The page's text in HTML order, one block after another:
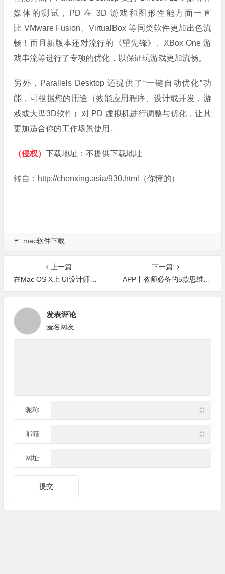
媒体的测试，PD 在 3D 游戏和图形性能方面一直
比 VMware Fusion、VirtualBox 等同类软件更加出色流
畅！而且新版本还对流行的《望先锋》、XBox One 游
戏串流等进行了专项的优化，以保证玩游戏更加流畅。
另外，Parallels Desktop 还提供了“一键自动优化”功
能，可根据您的用途（效能应用程序、设计或开发，游
戏或大型3D软件）对 PD 虚拟机进行调整与优化，让其
更加适合你的工作场景使用。
（侵权） 下载地址：不提供下载地址
转自：http://chenxing.asia/930.html（你懂的）
mac软件下载
上一篇
在Mac OS X上 UI设计师必备的6款应用
下一篇
APP丨教师必备的5款思维导图软件
发表评论
匿名网友
昵称
邮箱
网址